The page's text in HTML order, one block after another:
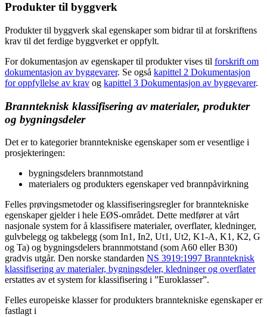
Produkter til byggverk
Produkter til byggverk skal egenskaper som bidrar til at forskriftens
krav til det ferdige byggverket er oppfylt.
For dokumentasjon av egenskaper til produkter vises til forskrift om
dokumentasjon av byggevarer. Se også kapittel 2 Dokumentasjon
for oppfyllelse av krav og kapittel 3 Dokumentasjon av byggevarer.
Brannteknisk klassifisering av materialer, produkter
og bygningsdeler
Det er to kategorier branntekniske egenskaper som er vesentlige i
prosjekteringen:
bygningsdelers brannmotstand
materialers og produkters egenskaper ved brannpåvirkning
Felles prøvingsmetoder og klassifiseringsregler for branntekniske
egenskaper gjelder i hele EØS-området. Dette medfører at vårt
nasjonale system for å klassifisere materialer, overflater, kledninger,
gulvbelegg og takbelegg (som In1, In2, Ut1, Ut2, K1-A, K1, K2, G
og Ta) og bygningsdelers brannmotstand (som A60 eller B30)
gradvis utgår. Den norske standarden NS 3919:1997 Brannteknisk
klassifisering av materialer, bygningsdeler, kledninger og overflater
erstattes av et system for klassifisering i ”Euroklasser”.
Felles europeiske klasser for produkters branntekniske egenskaper er
fastlagt i